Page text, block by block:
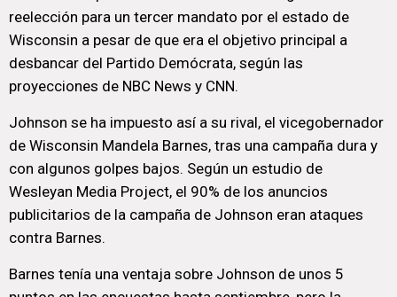
reelección para un tercer mandato por el estado de
Wisconsin a pesar de que era el objetivo principal a
desbancar del Partido Demócrata, según las
proyecciones de NBC News y CNN.
Johnson se ha impuesto así a su rival, el vicegobernador
de Wisconsin Mandela Barnes, tras una campaña dura y
con algunos golpes bajos. Según un estudio de
Wesleyan Media Project, el 90% de los anuncios
publicitarios de la campaña de Johnson eran ataques
contra Barnes.
Barnes tenía una ventaja sobre Johnson de unos 5